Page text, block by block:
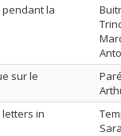
pendant la
sur le
in